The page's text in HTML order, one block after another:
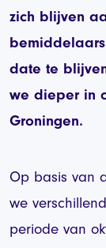
zich blijven
date te
we dieper in
Groningen.
Op basis van
we
periode van